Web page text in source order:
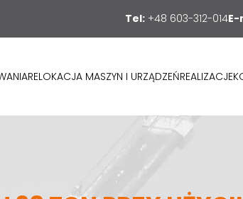
Tel: +48 603-312-014
RELOKACJA MASZYN I URZĄDZEŃREALIZACJE